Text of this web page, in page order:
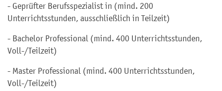
- Geprüfter Berufsspezialist in (mind. 200
Unterrichtsstunden, ausschließlich in Teilzeit)
- Bachelor Professional (mind. 400 Unterrichtsstunden,
Voll-/Teilzeit)
- Master Professional (mind. 400 Unterrichtsstunden,
Voll-/Teilzeit)